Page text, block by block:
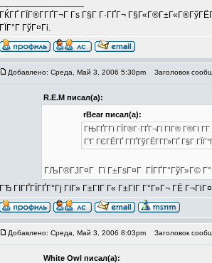
ГЌГҐ ГЇГ®Г­ГҐГ¬Г Гѕ Г§Г Г·ГҐГ¬
ГЇГ°Г ГўГ¤Гі.
Добавлено: Среда, Май 3, 2006 5:30pm Заголовок
R.E.M писал(а):
rBear писал(а):
ГЊГҐГ­Гї ГЇГ®Г·ГҐГ¬Гі ГІГ® Г®ГІ
Г’Г ГЄГЁГҐ Г­ГҐГўГЁГ­Г­Г»ГҐ Г§Г
ГЉГ®ГЈГ¤Г Гї Г±ГѕГ¤Г ГЇГҐГ°ГўГ»Г©
ГЂ ГІГҐГЇГҐГ°Гј ГІГ» Г±ГІГ Г« Г±ГІГ Г°Г»Г¬ ГЁ
Добавлено: Среда, Май 3, 2006 8:03pm Заголовок
White Owl писал(а):